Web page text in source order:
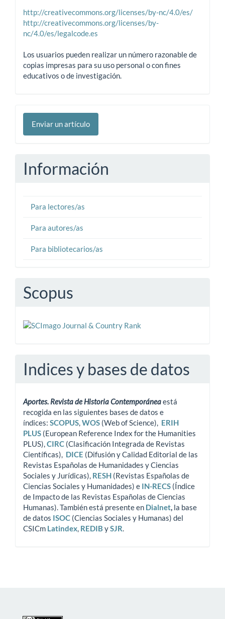
http://creativecommons.org/licenses/by-nc/4.0/es/
http://creativecommons.org/licenses/by-
nc/4.0/es/legalcode.es
Los usuarios pueden realizar un número razonable de
copias impresas para su uso personal o con fines
educativos o de investigación.
Enviar
unEnviar un artículo
Información
Para lectores/as
Para autores/as
Para bibliotecarios/as
Scopus
Indices y bases de datos
Aportes. Revista de Historia Contemporáneaestá
recogida en las siguientes bases de datos e
índices: SCOPUS,WOS (Web of Science), ERIH
PLUS (European Reference Index for the Humanities
PLUS),CIRC (Clasificación Integrada de Revistas
Científicas), DICE (Difusión y Calidad Editorial de las
Revistas Españolas de Humanidades y Ciencias
Sociales y Jurídicas), RESH (Revistas Españolas de
Ciencias Sociales y Humanidades) e IN-RECS (Índice
de Impacto de las Revistas Españolas de Ciencias
Humanas). También está presente en Dialnet, la base
de datos ISOC (Ciencias Sociales y Humanas) del
CSICm Latindex, REDIB ySJR.